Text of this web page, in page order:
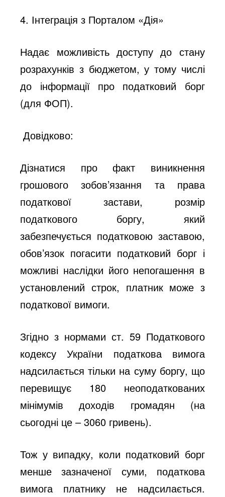
4. Інтеграція з Порталом «Дія»
Надає можливість доступу до стану
розрахунків з бюджетом, у тому числі
до інформації про податковий борг
(для ФОП).
Довідково:
Дізнатися про факт виникнення
грошового зобов’язання та права
податкової застави, розмір
податкового боргу, який
забезпечується податковою заставою,
обов’язок погасити податковий борг і
можливі наслідки його непогашення в
установлений строк, платник може з
податкової вимоги.
Згідно з нормами ст. 59 Податкового
кодексу України податкова вимога
надсилається тільки на суму боргу, що
перевищує 180 неоподаткованих
мінімумів доходів громадян (на
сьогодні це – 3060 гривень).
Тож у випадку, коли податковий борг
менше зазначеної суми, податкова
вимога платнику не надсилається.